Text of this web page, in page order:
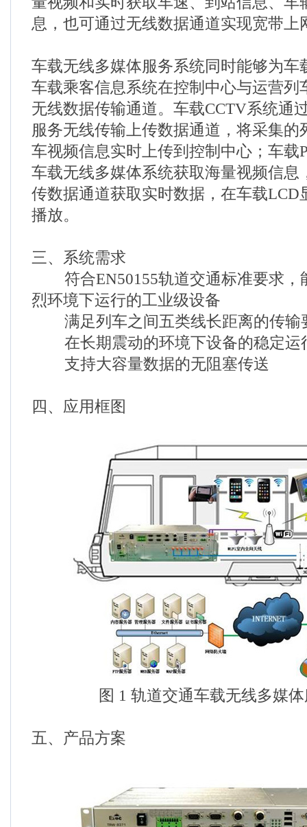
息，也可通过无线数据通道实现宽带上
车载无线多媒体服务系统同时能够为车
车载乘客信息系统在控制中心与运营列
无线数据传输通道。车载CCTV系统通
服务无线传输上传数据通道，将采集的
车视频信息实时上传到控制中心；车载
车载无线多媒体系统获取海量视频信息
传数据通道获取实时数据，在车载LCD
播放。
三、系统需求
符合EN50155轨道交通标准要求，
烈环境下运行的工业级设备
满足列车之间五类线长距离的传输
在长期震动的环境下设备的稳定运
支持大容量数据的无阻塞传送
四、应用框图
图 1 轨道交通车载无线多媒
五、产品方案